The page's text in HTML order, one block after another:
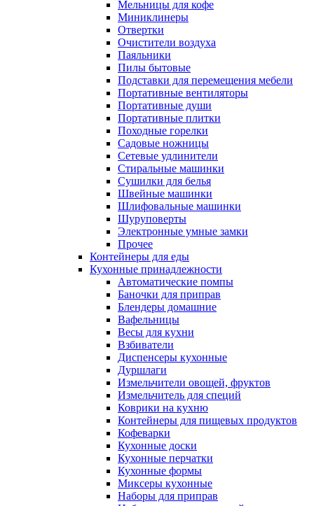
Мельницы для кофе
Миниклинеры
Отвертки
Очистители воздуха
Паяльники
Пилы бытовые
Подставки для перемещения мебели
Портативные вентиляторы
Портативные души
Портативные плитки
Походные горелки
Садовые ножницы
Сетевые удлинители
Стиральные машинки
Сушилки для белья
Швейные машинки
Шлифовальные машинки
Шуруповерты
Электронные умные замки
Прочее
Контейнеры для еды
Кухонные принадлежности
Автоматические помпы
Баночки для приправ
Блендеры домашние
Вафельницы
Весы для кухни
Взбиватели
Диспенсеры кухонные
Дуршлаги
Измельчители овощей, фруктов
Измельчитель для специй
Коврики на кухню
Контейнеры для пищевых продуктов
Кофеварки
Кухонные доски
Кухонные перчатки
Кухонные формы
Миксеры кухонные
Наборы для приправ